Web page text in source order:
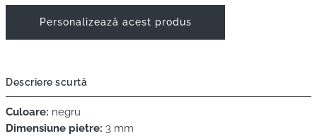
Personalizează acest produs
Descriere scurtă
Culoare: negru
Dimensiune pietre: 3 mm